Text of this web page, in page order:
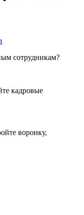
сотрудникам?
кадровые
воронку,